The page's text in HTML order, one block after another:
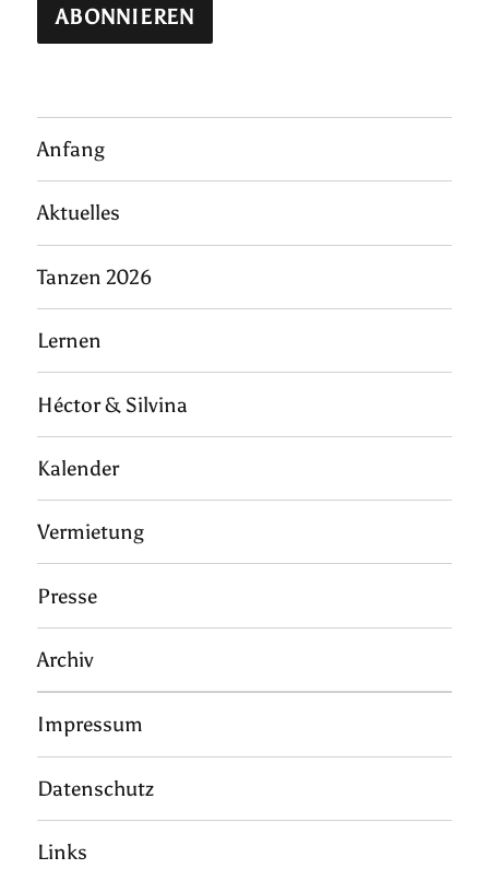
Anfang
Aktuelles
Tanzen 2026
Lernen
Héctor & Silvina
Kalender
Vermietung
Presse
Archiv
Impressum
Datenschutz
Links